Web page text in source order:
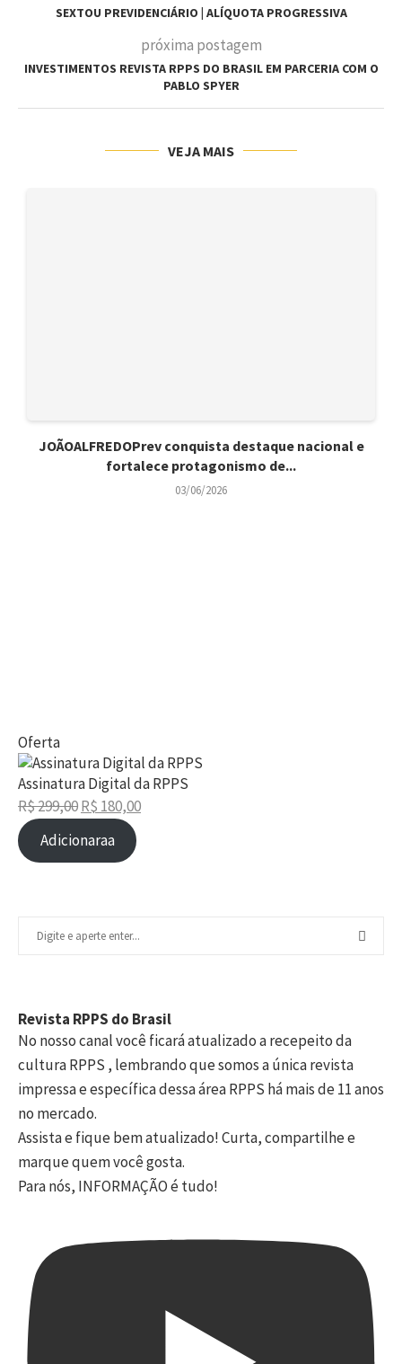
SEXTOU PREVIDENCIÁRIO | ALÍQUOTA PROGRESSIVA
próxima postagem
INVESTIMENTOS REVISTA RPPS DO BRASIL EM PARCERIA COM O
PABLO SPYER
VEJA MAIS
JOÃOALFREDOPrev conquista destaque nacional e
fortalece protagonismo de...
03/06/2026
Oferta
Assinatura Digital da RPPS
R$299,00R$ 180,00
Adicionaraa
Revista RPPS do Brasil
No nosso canal você ficará atualizado a recepeito da
cultura RPPS , lembrando que somos a única revista
impressa e específica dessa área RPPS há mais de 11 anos
no mercado.
Assista e fique bem atualizado! Curta, compartilhe e
marque quem você gosta.
Para nós, INFORMAÇÃO é tudo!